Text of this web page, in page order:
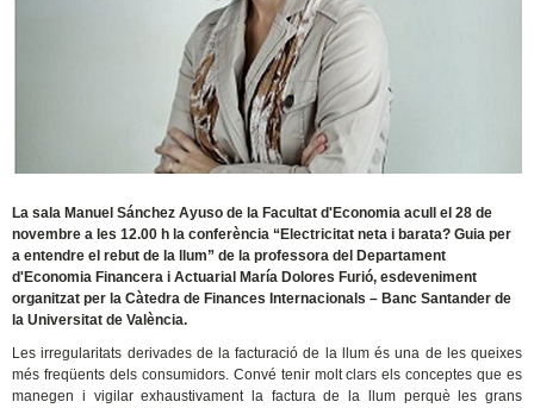
La sala Manuel Sánchez Ayuso de la Facultat d'Economia acull el 28 de
novembre a les 12.00 h la conferència “Electricitat neta i barata? Guia per
a entendre el rebut de la llum” de la professora del Departament
d'Economia Financera i Actuarial María Dolores Furió, esdeveniment
organitzat per la Càtedra de Finances Internacionals – Banc Santander de
la Universitat de València.
Les irregularitats derivades de la facturació de la llum és una de les queixes
més freqüents dels consumidors. Convé tenir molt clars els conceptes que es
manegen i vigilar exhaustivament la factura de la llum perquè les grans